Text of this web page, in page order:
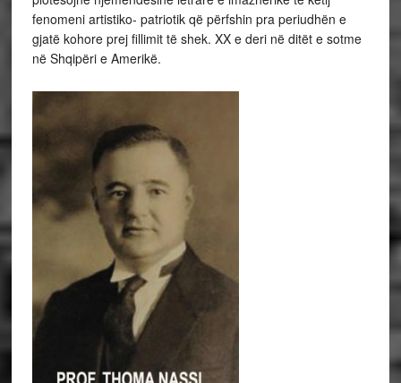
fenomeni artistiko- patriotik që përfshin pra periudhën e
gjatë kohore prej fillimit të shek. XX e deri në ditët e sotme
në Shqipëri e Amerikë.